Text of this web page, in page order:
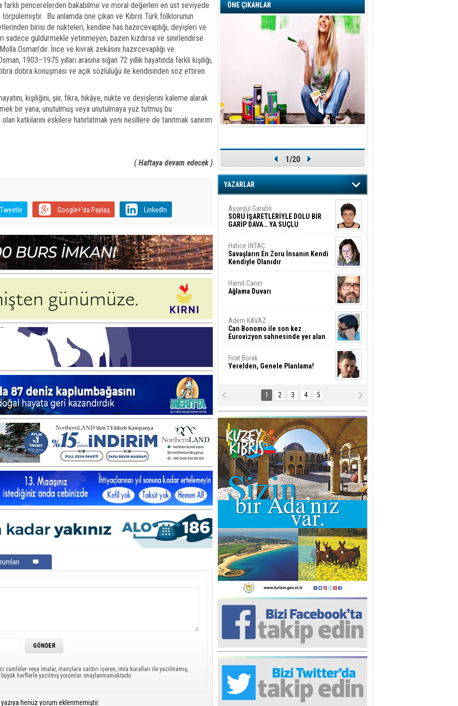
farklı pencerelerden bakabilme ve moral değerleri en üst seviyede
Bu anlamda öne çıkan ve Kıbrıs Türk folklorunun
birisi de nükteleri, kendine has hazırcevaplığı, deyişleri ve
sadece güldürmekle yetinmeyen, bazen kızdırsa ve sinirlendirse
Osman’dır. İnce ve kıvrak zekâsını hazırcevaplığı ve
1903–1975 yılları arasına sığan 72 yıllık hayatında farklı kişiliği,
dobra konuşması ve açık sözlülüğü ile kendisinden söz ettiren
kişiliğini, şiir, fıkra, hikâye, nükte ve deyişlerini kaleme alarak
bir yana; unutulmuş veya unutulmaya yüz tutmuş bu
katkılarını eskilere hatırlatmak yeni nesillere de tanıtmak sanırım
( Haftaya devam edecek )
Tweetle Google+'da Paylaş LinkedIn
cümleler veya imalar, inançlara saldırı içeren, imla kuralları ile yazılmamış,
harflerle yazılmış yorumlar onaylanmamaktadır.
yazıya henüz yorum eklenmemiştir.
ÖNE ÇIKANLAR
1/20
YAZARLAR
Ayşegül Garabli
SORU İŞARETLERİYLE DOLU BİR
GARİP DAVA… YA SUÇLU
DEĞİLSE???
Hatice İNTAÇ
Savaşların En Zoru İnsanın Kendi
Kendiyle Olanıdır
Hamit Caner
Ağlama Duvarı
Adem KAVAZ
Can Bonomo ile son kez
Eurovizyon sahnesinde yer alan
Türkiye 10 yıl aradan sonra
Fırat Borak
Yerelden, Genele Planlama!
Erkut YILMABAŞAR
Bayrak tartışmaları ve ihalesiz
işler!
Arif Alasya
2015 SONRASI VE AKINCI.
Fatma Baysal
SURLAR İÇİ’NDE KOLAYDIR ÖLMEK
Ediz TUNCEL
Göz göre göre…
Taner ULUTAŞ
İnşallah St. Lois ile Hakkaido
Adası gibi olmayız !...
Ali KİŞMİR
FIRSAT VE KORKU
Turgut ÇALICI
İki Lakırdı da benden!
Yrd. Doç. Ercan HOŞKARA
Yatırım Yapmazsan Var Olamazsın:
Hedefteki Kurum Kıb-Tek
Rana Sarro
Başıma gelen skandal olayı
1 2 3 4 5